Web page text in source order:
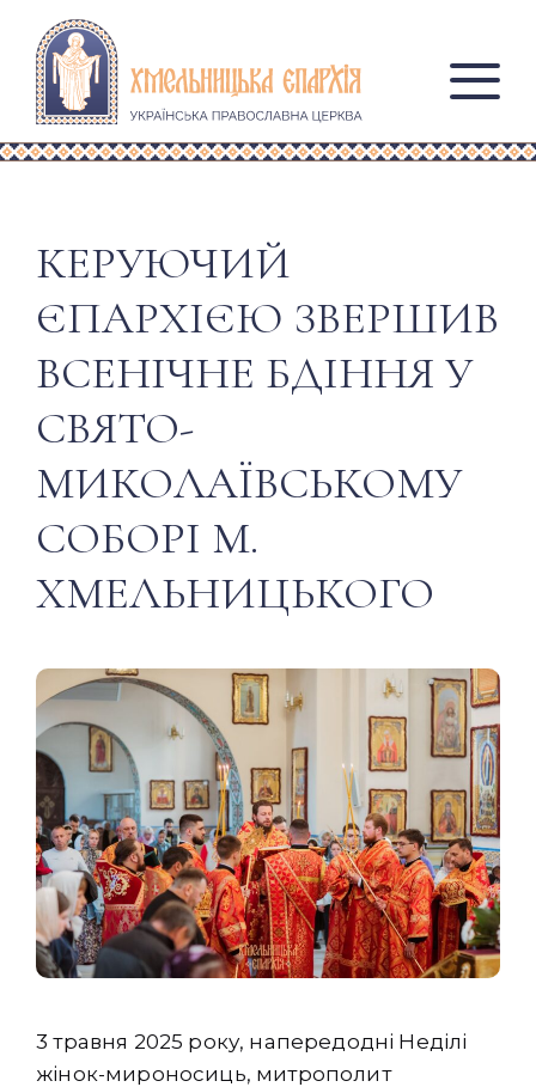
КЕРУЮЧИЙ
ЄПАРХІЄЮ ЗВЕРШИВ
ВСЕНІЧНЕ БДІННЯ У
СВЯТО-
МИКОЛАЇВСЬКОМУ
СОБОРІ М.
ХМЕЛЬНИЦЬКОГО
3 травня 2025 року, напередодні Неділі
жінок-мироносиць, митрополит